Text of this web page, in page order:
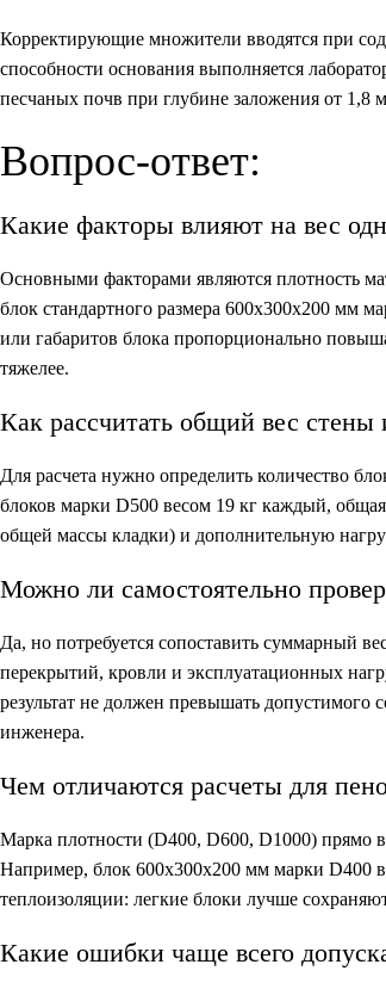
Корректирующие множители вводятся при
способности основания выполняется
песчаных почв при глубине заложения от 1,8
Вопрос-ответ:
Какие факторы влияют на вес
Основными факторами являются плотность
блок стандартного размера 600х300х200 мм
или габаритов блока пропорционально
тяжелее.
Как рассчитать общий вес стены
Для расчета нужно определить количество
блоков марки D500 весом 19 кг каждый, общая
общей массы кладки) и дополнительную
Можно ли самостоятельно
Да, но потребуется сопоставить суммарный
перекрытий, кровли и эксплуатационных
результат не должен превышать допустимого
инженера.
Чем отличаются расчеты для
Марка плотности (D400, D600, D1000) прямо
Например, блок 600х300х200 мм марки D400
теплоизоляции: легкие блоки лучше
Какие ошибки чаще всего